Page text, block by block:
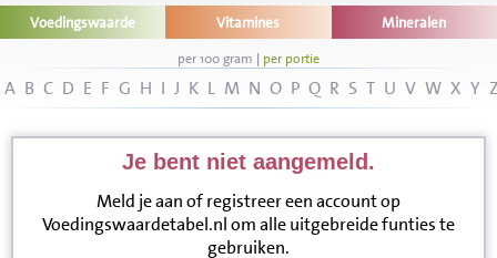
Voedingswaarde Vitamines Mineralen
per 100 gram | per portie
A B C D E F G H I J K L M N O P Q R S T U V W X Y
Je bent niet aangemeld.
Meld je aan of registreer een account op
Voedingswaardetabel.nl om alle uitgebreide funties te
gebruiken.